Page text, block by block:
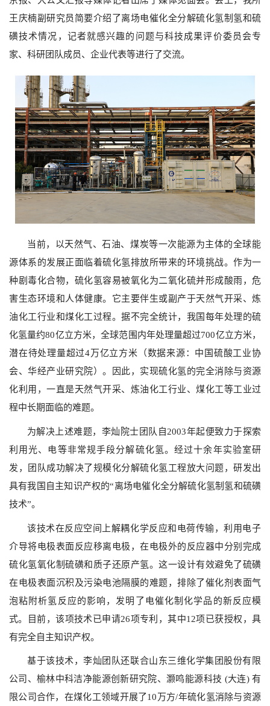
王庆楠副研究员简要介绍 了离场电催化全分解硫化氢制氢和硫
磺技术情况，记者就感兴趣的问题与科技成果评价委员会专
家、科研团队成员、企业代表等进行了交流。
当前，以天然气、石油、煤炭等一次能源为主体的全球能
源体系的发展正面临着硫化氢排放所带来的环境挑战。作为一
种剧毒化合物，硫化氢容易被氧化为二氧化硫并形成酸雨，危
害生态环境和人体健康。它主要伴生或副产于天然气开采、炼
油化工行业和煤化工过程。据不完全统计，我国每年处理的硫
化氢量约80亿立方米，全球范围内年处理量超过700亿立方米，
潜在待处理量超过4万亿立方米（数据来源：中国硫酸工业协
会、华经产业研究院）。因此，实现硫化氢的完全消除与资源
化利用，一直是天然气开采、炼油化工行业、煤化工等工业过
程中长期面临的难题。
为解决上述难题，李灿院士团队自 2003年起便致力于探索
利用光、电等非常规手段分解硫化氢。经过十余年实验室研
发，团队成功解决了规模化分解硫化氢工程放大问题，研发出
具有我国自主知识产权的“离场电催化全分解硫化氢制氢和硫磺
技术”。
该技术在反应空间上解耦化学反应和电荷传输，利用电子
介导将电极表面反应移离电极，在电极外的反应器中分别完成
硫化氢氧化制硫磺和质子还原产氢。这一设计有效避免了硫磺
在电极表面沉积及污染电池隔膜的难题，排除了催化剂表面气
泡粘附析氢反应的影响，发明了电催化制化学品的新反应模
式。目前，该项技术已申请26项专利，其中12项已获授权，具
有完全自主知识产权。
基于该技术，李灿团队还联合山东三维化学集团股份有限
公司、榆林中科洁净能源创新研究院、灏鸣能源科技 (大连)有
限公司合作，在煤化工领域开展了10万方/年硫化氢消除与资源